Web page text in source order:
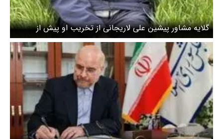
گلایه مشاور پیشین علی لاریجانی از تخریب او پیش از
شهادت / لاریجانی را خانه‌نشین کرده بودند